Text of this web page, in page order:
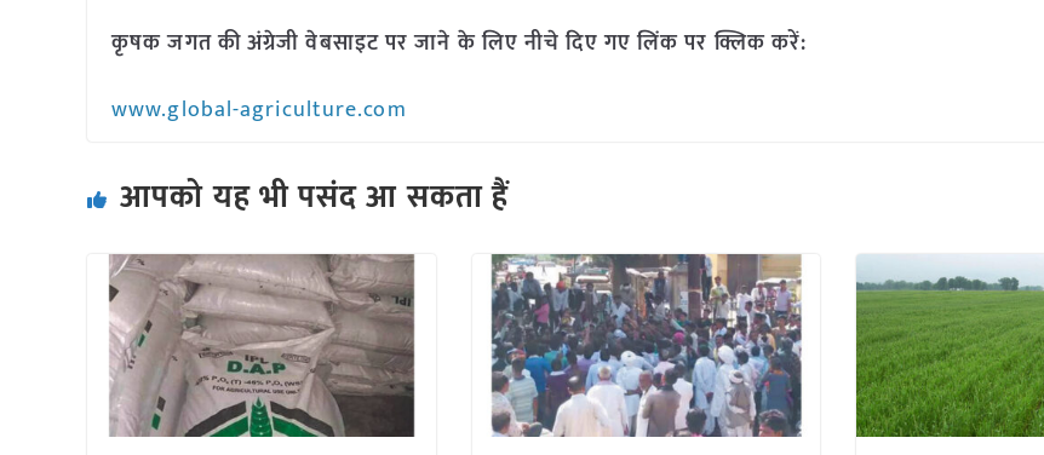
कृषक जगत की अंग्रेजी वेबसाइट पर जाने के लिए नीचे दिए गए लिंक पर क्लिक करें:
www.global-agriculture.com
आपको यह भी पसंद आ सकता हैं